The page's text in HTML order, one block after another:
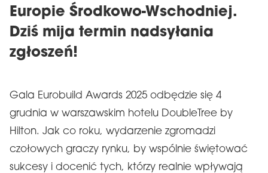
Europie Środkowo-Wschodniej.
Dziś mija termin nadsyłania
zgłoszeń!
Gala Eurobuild Awards 2025 odbędzie się 4
grudnia w warszawskim hotelu DoubleTree by
Hilton. Jak co roku, wydarzenie zgromadzi
czołowych graczy rynku, by wspólnie świętować
sukcesy i docenić tych, którzy realnie wpływają